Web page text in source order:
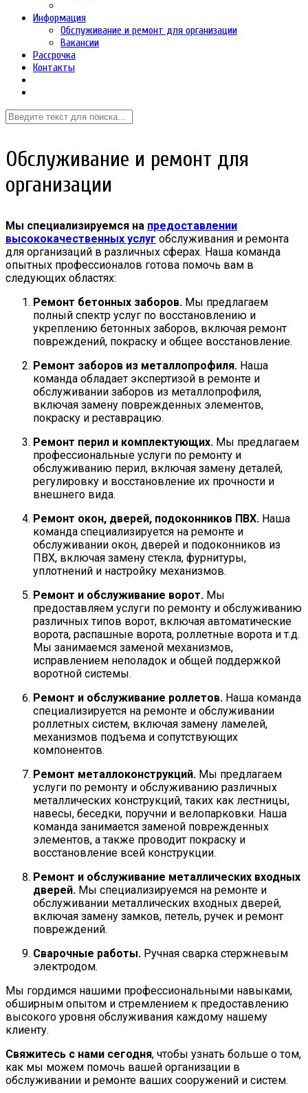
Информация
Обслуживание и ремонт для организации
Вакансии
Рассрочка
Контакты
Обслуживание и ремонт для
организации
Мы специализируемся на предоставлении
высококачественных услуг обслуживания и ремонта
для организаций в различных сферах. Наша команда
опытных профессионалов готова помочь вам в
следующих областях:
Ремонт бетонных заборов. Мы предлагаем
полный спектр услуг по восстановлению и
укреплению бетонных заборов, включая ремонт
повреждений, покраску и общее восстановление.
Ремонт заборов из металлопрофиля. Наша
команда обладает экспертизой в ремонте и
обслуживании заборов из металлопрофиля,
включая замену поврежденных элементов,
покраску и реставрацию.
Ремонт перил и комплектующих. Мы предлагаем
профессиональные услуги по ремонту и
обслуживанию перил, включая замену деталей,
регулировку и восстановление их прочности и
внешнего вида.
Ремонт окон, дверей, подоконников ПВХ. Наша
команда специализируется на ремонте и
обслуживании окон, дверей и подоконников из
ПВХ, включая замену стекла, фурнитуры,
уплотнений и настройку механизмов.
Ремонт и обслуживание ворот. Мы
предоставляем услуги по ремонту и обслуживанию
различных типов ворот, включая автоматические
ворота, распашные ворота, роллетные ворота и т.д.
Мы занимаемся заменой механизмов,
исправлением неполадок и общей поддержкой
воротной системы.
Ремонт и обслуживание роллетов. Наша команда
специализируется на ремонте и обслуживании
роллетных систем, включая замену ламелей,
механизмов подъема и сопутствующих
компонентов.
Ремонт металлоконструкций. Мы предлагаем
услуги по ремонту и обслуживанию различных
металлических конструкций, таких как лестницы,
навесы, беседки, поручни и велопарковки. Наша
команда занимается заменой поврежденных
элементов, а также проводит покраску и
восстановление всей конструкции.
Ремонт и обслуживание металлических входных
дверей. Мы специализируемся на ремонте и
обслуживании металлических входных дверей,
включая замену замков, петель, ручек и ремонт
повреждений.
Сварочные работы. Ручная сварка стержневым
электродом.
Мы гордимся нашими профессиональными навыками,
обширным опытом и стремлением к предоставлению
высокого уровня обслуживания каждому нашему
клиенту.
Свяжитесь с нами сегодня, чтобы узнать больше о том,
как мы можем помочь вашей организации в
обслуживании и ремонте ваших сооружений и систем.